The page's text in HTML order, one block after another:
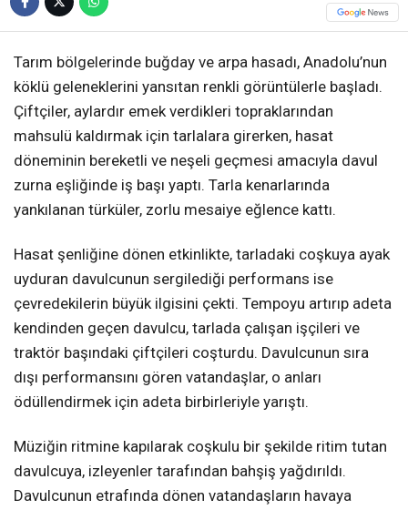
Tarım bölgelerinde buğday ve arpa hasadı, Anadolu’nun
köklü geleneklerini yansıtan renkli görüntülerle başladı.
Çiftçiler, aylardır emek verdikleri topraklarından
mahsulü kaldırmak için tarlalara girerken, hasat
döneminin bereketli ve neşeli geçmesi amacıyla davul
zurna eşliğinde iş başı yaptı. Tarla kenarlarında
yankılanan türküler, zorlu mesaiye eğlence kattı.
Hasat şenliğine dönen etkinlikte, tarladaki coşkuya ayak
uyduran davulcunun sergilediği performans ise
çevredekilerin büyük ilgisini çekti. Tempoyu artırıp adeta
kendinden geçen davulcu, tarlada çalışan işçileri ve
traktör başındaki çiftçileri coşturdu. Davulcunun sıra
dışı performansını gören vatandaşlar, o anları
ödüllendirmek için adeta birbirleriyle yarıştı.
Müziğin ritmine kapılarak coşkulu bir şekilde ritim tutan
davulcuya, izleyenler tarafından bahşiş yağdırıldı.
Davulcunun etrafında dönen vatandaşların havaya